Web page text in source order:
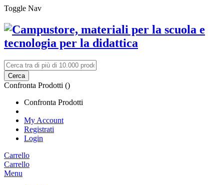
Toggle Nav
Cerca
Confronta Prodotti ()
Confronta Prodotti
My Account
Registrati
Login
Carrello
Carrello
Menu